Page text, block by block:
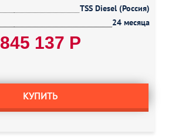
TSS Diesel (Россия)
24 месяца
845 137 Р
КУПИТЬ